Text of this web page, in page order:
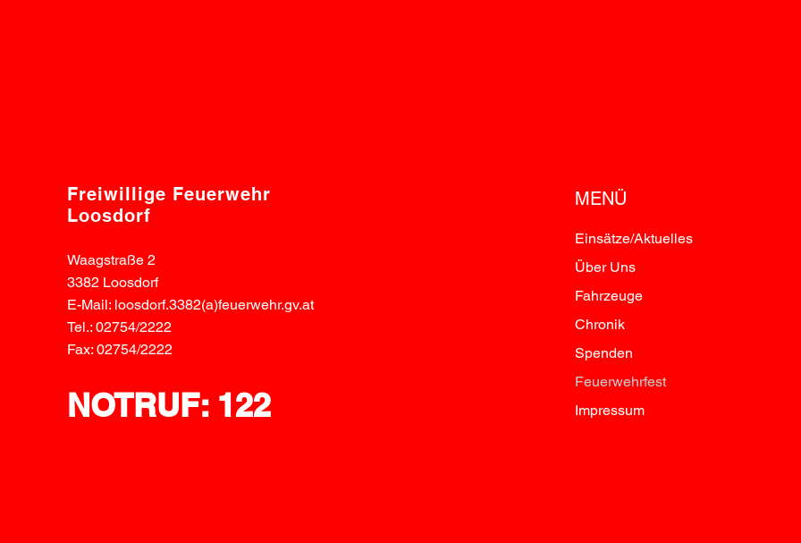
Freiwillige Feuerwehr
Loosdorf
Waagstraße 2
3382 Loosdorf
E-Mail: loosdorf.3382(a)feuerwehr.gv.at
Tel.: 02754/2222
Fax: 02754/2222
NOTRUF: 122
MENÜ
Einsätze/Aktuelles
Über Uns
Fahrzeuge
Chronik
Spenden
Feuerwehrfest
Impressum